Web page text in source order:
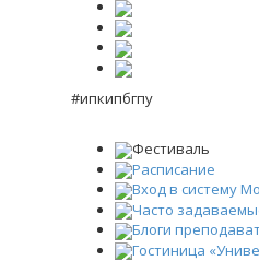
#ипкипбгпу
Фестиваль
Расписание
Вход в систему
Часто
Блоги
Гостиница